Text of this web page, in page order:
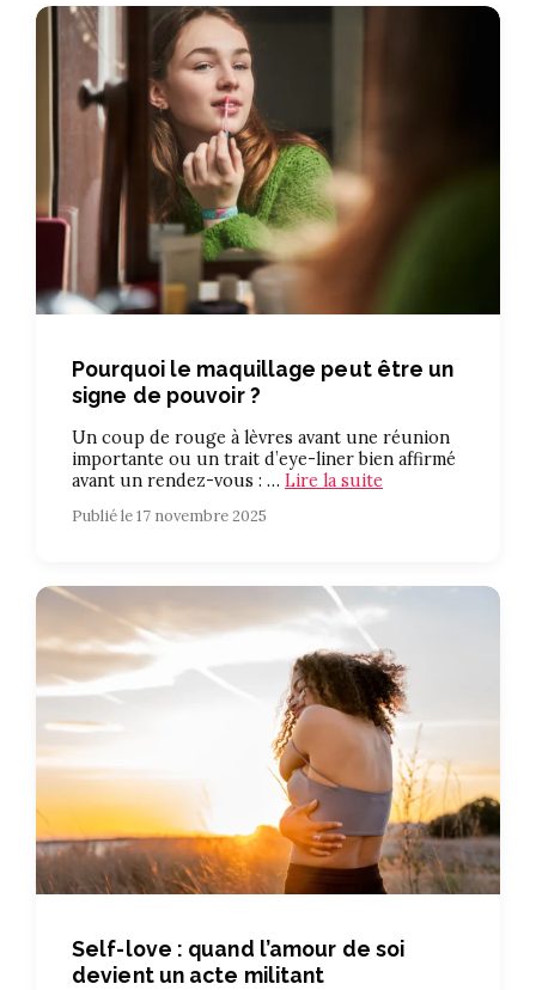
Pourquoi le maquillage peut être un
signe de pouvoir ?
Un coup de rouge à lèvres avant une réunion
importante ou un trait d’eye-liner bien affirmé
avant un rendez-vous : … Lire la suite
Publié le 17 novembre 2025
Self-love : quand l’amour de soi
devient un acte militant